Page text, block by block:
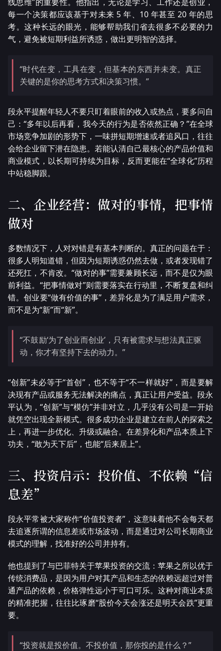
每一个决策都应该基于对未来 5 年、10 年甚至 20 年的思
考。这种长远的眼光，能够帮助我们省去很多不必要的力
气，避免被短期利益所诱惑，做出更明智的选择。
“时代在变，工具在变，但基本的东西并未变。真正
关键的是你的思考方式和决策习惯。”
段永平提醒年轻人不要只盯着眼前的收入或热点，要多问自
己：“多年以后再看，我今天的行为是否依然正确？”在全球
市场竞争加剧的形势下，一味拼短期增速或者追风口，往往
会给企业留下潜在隐患。若能认清自己最核心的产品价值和
商业模式，以长期可持续为目标，反而更能在“全球化”历程
中站稳脚跟。
二、企业经营：做对的事情，把事情
做对
多数情况下，人对对错是有基本判断的。真正的问题在于：
很多人明知道错，但因为短期诱惑仍然去做，或者发现错了
还死扛，不肯改。“做对的事”需要兼顾长远，而不是仅为眼
前利益。“把事情做对”则需要落实在行动里，不断复盘和纠
错。创业要“做有价值的事”，差异化是为了满足用户需求，
而不是为“新”而“新”。
“不鼓励‘为了创业而创业’，只有被需求与想法真正驱
动，你才有坚持下去的动力。”
“创新”未必等于“首创”，也不等于“不一样就好”，而是要解
决现有产品或服务无法解决的痛点，真正让用户受益。段永
平认为，“创新”与“模仿”并非对立，几乎没有公司是一开始
就凭空出现全新模式。很多成功企业是建立在前人的探索之
上，再进一步优化、升级或融合。在差异化和产品本质上下
功夫，“敢为天下后”，也能“后来居上”。
三、投资启示：投价值、不依赖“信
息差”
段永平常被大家称作“价值投资者”，这意味着他不会每天都
去追逐所谓的信息差或市场波动，而是通过对公司长期商业
模式的理解，找准好的公司并持有。
他也提到了与巴菲特关于苹果投资的交流：苹果之所以优于
传统消费品，是因为用户对其产品和生态的依赖远超过对普
通产品的依赖，价格弹性远小于可口可乐。这种对商业本质
的精准把握，往往比琢磨“股价今天会涨还是明天会跌”更重
要。
“投资就是投价值。不投价值，那你投的是什么？”